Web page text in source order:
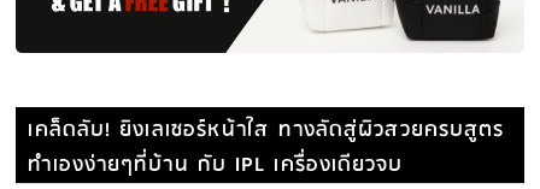
เคล็ดลับ! ยิงเลเซอร์หน้าใส ทางลัดสู่ผิวสวยครบสูตร
ทำเองง่ายๆที่บ้าน กับ IPL เครื่องเดียวจบ